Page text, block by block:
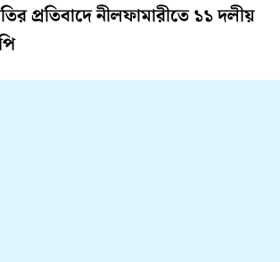
প্রতিবাদে নীলফামারীতে ১১ দলীয়